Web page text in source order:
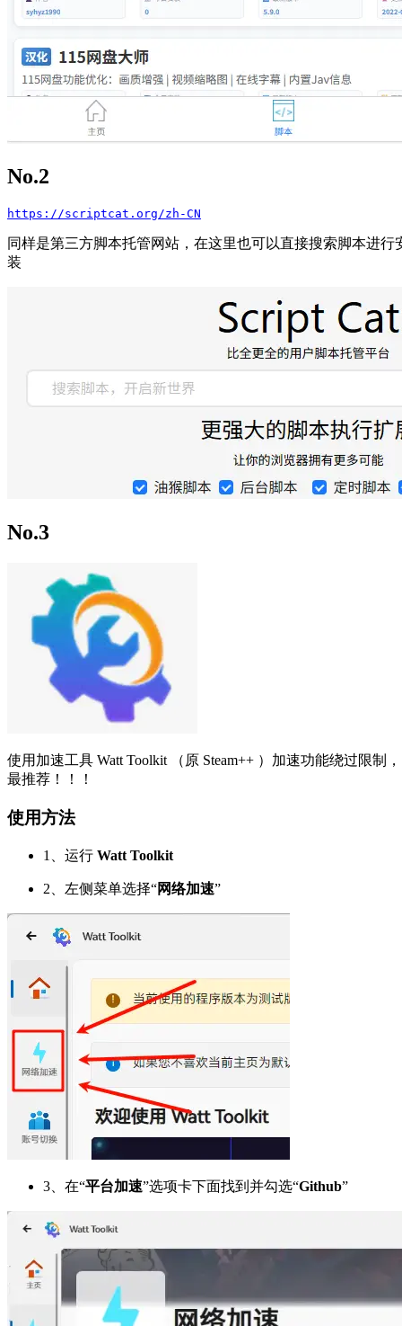
No.2
https://scriptcat.org/zh-CN
同样是第三方脚本托管网站，在这里也可以直接搜索脚本进行
装
No.3
使用加速工具 Watt Toolkit （原 Steam++ ）加速功能绕过限制，
最推荐！！！
使用方法
1、运行 Watt Toolkit
2、左侧菜单选择“网络加速”
3、在“平台加速”选项卡下面找到并勾选“Github”